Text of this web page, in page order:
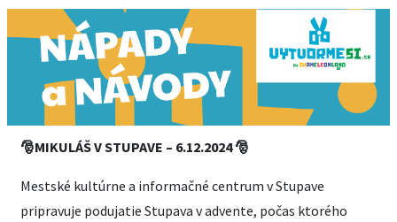
🎅MIKULÁŠ V STUPAVE – 6.12.2024 🎅
Mestské kultúrne a informačné centrum v Stupave
pripravuje podujatie Stupava v advente, počas ktorého